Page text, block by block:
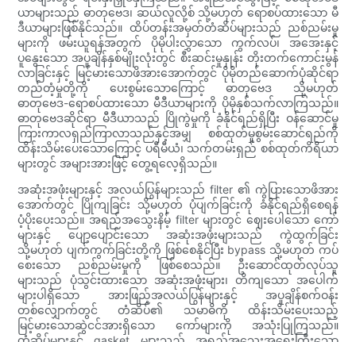
ယာများသည် ဓာတုဗေဒ၊ ဆယ်လူလို့စ် သို့မဟုတ် ရောစပ်ထားသော မီ
ဒီယာများဖြစ်နိုင်သည်။ ထိပ်တန်းအမှတ်တံဆိပ်များသည် ညစ်ညမ်းမှု
များကို ဖမ်းယူရန်အတွက် ပိုမိုပါးလွှာသော ကွက်လပ်၊ အအေးနှင့်
ပူနွေးသော အပူချိန်နှစ်မျိုးလုံးတွင် စီးဆင်းမှုနှုန်း တိုးတက်ကောင်းမွန်
လာခြင်းနှင့် မြင့်မားသောဖိအားအောက်တွင် ပိုမိုတည်ဆောက်ပုံဆိုင်ရာ
တည်တံ့မှုတို့ကို ပေးစွမ်းသောကြောင့် ဓာတုဗေဒ သို့မဟုတ်
ဓာတုဗေဒ-ရောစပ်ထားသော မီဒီယာများကို ပိုမိုနှစ်သက်လာကြသည်။
ဓာတုဗေဒဆိုင်ရာ မီဒီယာသည် ပြိုကွဲမှုကို ခံနိုင်ရည်ရှိပြီး ဝန်ဆောင်မှု
ကြားကာလရှည်ကြာလာသည်နှင့်အမျှ စစ်ထုတ်မှုစွမ်းဆောင်ရည်ကို
ထိန်းသိမ်းပေးသောကြောင့် ပရီမီယံ၊ သက်တမ်းရှည် စစ်ထုတ်ကိရိယာ
များတွင် အများအားဖြင့် တွေ့ရလေ့ရှိသည်။
အဆုံးအဖုံးများနှင့် အလယ်ပြွန်များသည် filter ၏ ကွဲပြားသောဖိအား
အောက်တွင် ပြိုကျခြင်း သို့မဟုတ် ပုံပျက်ခြင်းကို ခံနိုင်ရည်ရှိစေရန်
ပံ့ပိုးပေးသည်။ အရည်အသွေးနိမ့် filter များတွင် ဈေးပေါသော ကော်
များနှင့် ပျော့ပျောင်းသော အဆုံးအဖုံးများသည် ကွဲထွက်ခြင်း
သို့မဟုတ် ပျက်ကွက်ခြင်းတို့ကို ဖြစ်စေနိုင်ပြီး bypass သို့မဟုတ် ကပ်
စေးသော ညစ်ညမ်းမှုကို ဖြစ်စေသည်။ ဦးဆောင်ထုတ်လုပ်သူ
များသည် ပုံသွင်းထားသော အဆုံးအဖုံးများ၊ တိကျသော အပေါက်
များပါရှိသော အားဖြည့်အလယ်ပြွန်များနှင့် အပူချိန်စက်ဝန်း
တစ်လျှောက်တွင် တံဆိပ်၏ သမာဓိကို ထိန်းသိမ်းပေးသည့်
မြင့်မားသောဆွဲငင်အားရှိသော ကော်များကို အသုံးပြုကြသည်။